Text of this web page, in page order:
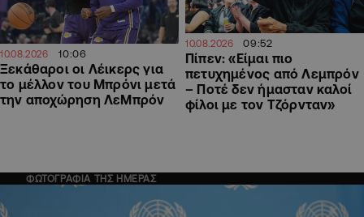
10.08.2026 10:06
Ξεκάθαροι οι Λέικερς για
το μέλλον του Μπρόνι μετά
την αποχώρηση ΛεΜπρόν
10.08.2026 09:52
Πίπεν: «Είμαι πιο
πετυχημένος από Λεμπρόν
– Ποτέ δεν ήμασταν καλοί
φίλοι με τον Τζόρνταν»
ΦΩΤΟΓΡΑΦΙΑ ΤΗΣ ΗΜΕΡΑΣ